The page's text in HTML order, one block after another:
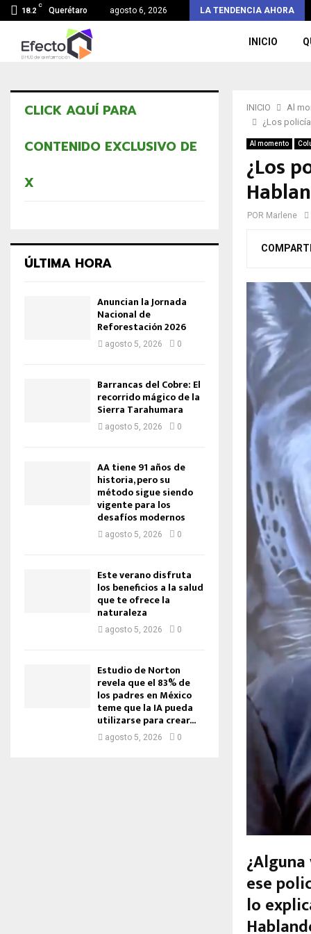
18.2
C
Querétaro agosto 6, 2026 LA TENDENCIA AHORA
Lanzan playeras de Ricardo Astudillo a la…
INICIO
INICIO
Al
¿Los
Al momento
¿Los
POR Marlene
ese
lo
CLICK AQUÍ PARA
CONTENIDO EXCLUSIVO DE
X
ÚLTIMA HORA
Anuncian la Jornada
Nacional de
Reforestación 2026
agosto 5, 2026 0
Barrancas del Cobre: El
recorrido mágico de la
Sierra Tarahumara
agosto 5, 2026 0
AA tiene 91 años de
historia, pero su
método sigue siendo
vigente para los
desafíos modernos
agosto 5, 2026 0
Este verano disfruta
los beneficios a la salud
que te ofrece la
naturaleza
agosto 5, 2026 0
Estudio de Norton
revela que el 83% de
los padres en México
teme que la IA pueda
utilizarse para crear...
agosto 5, 2026 0